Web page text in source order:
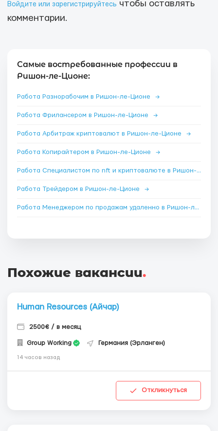
Войдите или зарегистрируйтесь чтобы оставлять
комментарии.
Самые востребованные профессии в
Ришон-ле-Ционе:
Работа Разнорабочим в Ришон-ле-Ционе →
Работа Фрилансером в Ришон-ле-Ционе →
Работа Арбитраж криптовалют в Ришон-ле-Ционе →
Работа Копирайтером в Ришон-ле-Ционе →
Работа Специалистом по nft и криптовалюте в Ришон-ле-Ционе
Работа Трейдером в Ришон-ле-Ционе →
Работа Менеджером по продажам удаленно в Ришон-ле-Ционе
Похожие вакансии.
Human Resources (Айчар)
2500€ / в месяц
Group Working Германия (Эрланген)
14 часов назад
Откликнуться